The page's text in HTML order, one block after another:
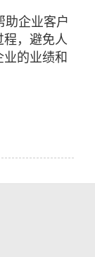
助企业客户
，避免人
的业绩和